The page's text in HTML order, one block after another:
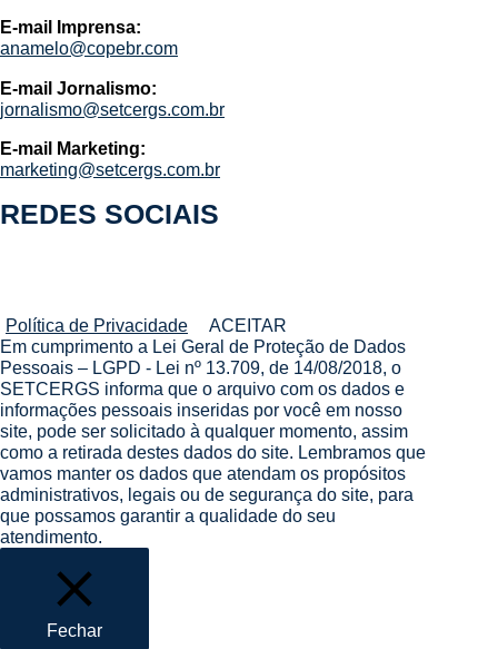
E-mail Imprensa:
anamelo@copebr.com
E-mail Jornalismo:
jornalismo@setcergs.com.br
E-mail Marketing:
marketing@setcergs.com.br
REDES SOCIAIS
Política de Privacidade
ACEITAR
Em cumprimento a Lei Geral de Proteção de Dados
Pessoais – LGPD - Lei nº 13.709, de 14/08/2018, o
SETCERGS informa que o arquivo com os dados e
informações pessoais inseridas por você em nosso
site, pode ser solicitado à qualquer momento, assim
como a retirada destes dados do site. Lembramos que
vamos manter os dados que atendam os propósitos
administrativos, legais ou de segurança do site, para
que possamos garantir a qualidade do seu
atendimento.
Fechar